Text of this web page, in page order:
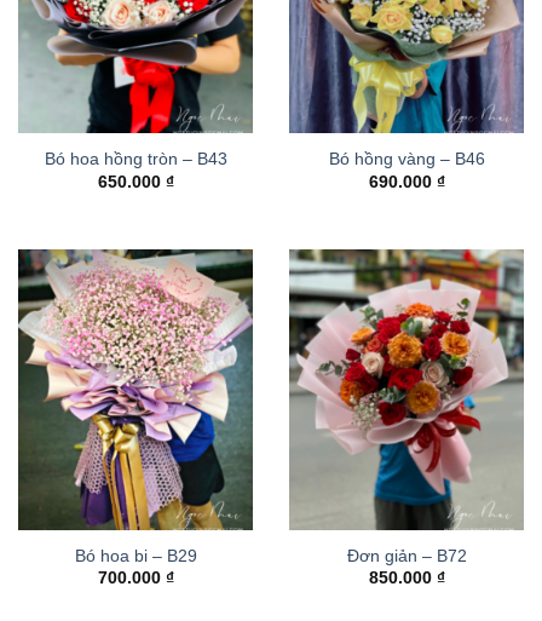
Bó hoa hồng tròn – B43
650.000 ₫
Bó hồng vàng – B46
690.000 ₫
Bó hoa bi – B29
700.000 ₫
Đơn giản – B72
850.000 ₫